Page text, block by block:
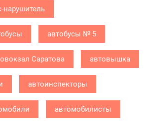
нарушитель
автобусы № 5
Саратова автовышка
автоинспекторы
автомобилисты